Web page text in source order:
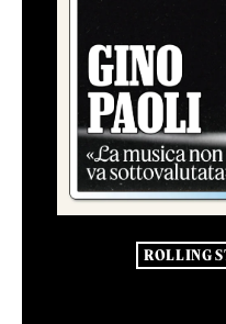
ROLLING